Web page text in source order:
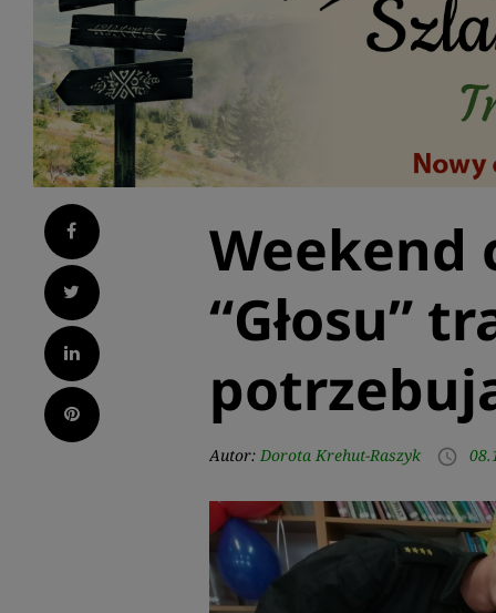
Facebook
Twitter
LinkedIn
Pinterest
Weekend
“Głosu”
Autor: Dorota Krehut-Raszyk access_time